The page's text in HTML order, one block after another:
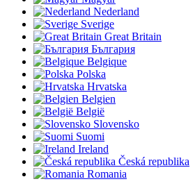
Nederland
Sverige
Great Britain
България
Belgique
Polska
Hrvatska
Belgien
België
Slovensko
Suomi
Ireland
Česká republika
Romania